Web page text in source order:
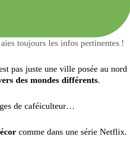
toujours les infos pertinentes !
pas juste une ville posée au nord
des mondes différents.
de caféiculteur…
comme dans une série Netflix.